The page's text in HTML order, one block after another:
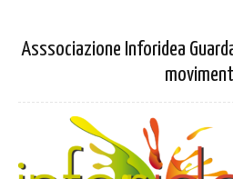
Asssociazione Inforidea